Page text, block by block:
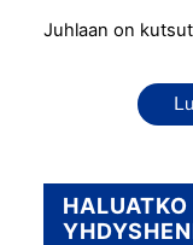
Juhlaan on